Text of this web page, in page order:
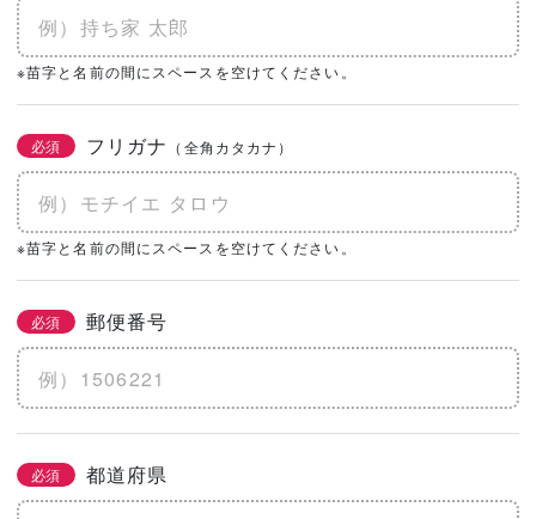
※苗字と名前の間にスペースを空けてください。
必須 フリガナ （全角カタカナ）
※苗字と名前の間にスペースを空けてください。
必須 郵便番号
必須 都道府県